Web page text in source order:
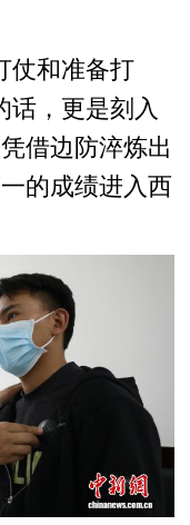
和准备打
话，更是刻入
借边防淬炼出
的成绩进入西